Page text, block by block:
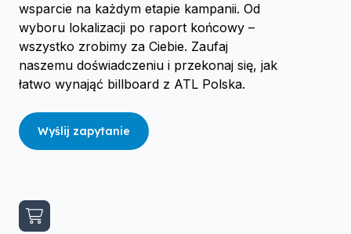
wsparcie na każdym etapie kampanii. Od
wyboru lokalizacji po raport końcowy –
wszystko zrobimy za Ciebie. Zaufaj
naszemu doświadczeniu i przekonaj się, jak
łatwo wynająć billboard z ATL Polska.
Wyślij zapytanie